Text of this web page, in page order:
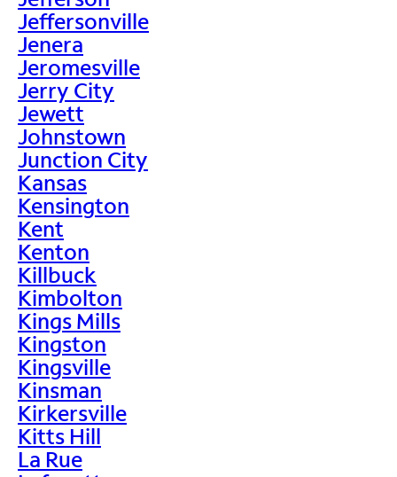
Jeffersonville
Jenera
Jeromesville
Jerry City
Jewett
Johnstown
Junction City
Kansas
Kensington
Kent
Kenton
Killbuck
Kimbolton
Kings Mills
Kingston
Kingsville
Kinsman
Kirkersville
Kitts Hill
La Rue